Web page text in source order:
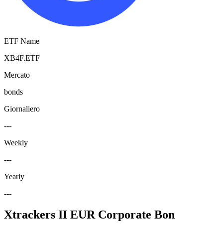
ETF Name
XB4F.ETF
Mercato
bonds
Giornaliero
---
Weekly
---
Yearly
---
Xtrackers II EUR Corporate Bon